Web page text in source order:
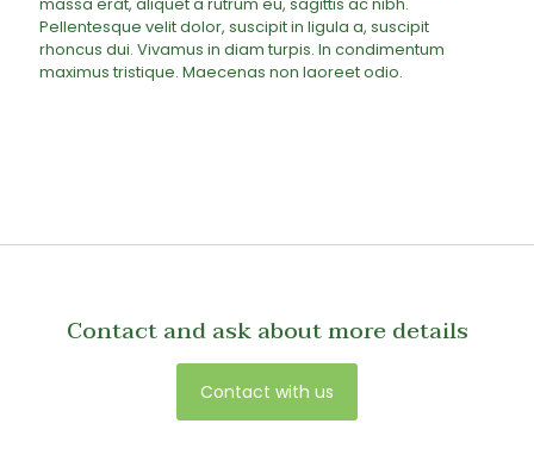
Pellentesque velit dolor, suscipit in ligula a, suscipit
rhoncus dui. Vivamus in diam turpis. In condimentum
maximus tristique. Maecenas non laoreet odio.
Contact and ask about more details
Contact with us